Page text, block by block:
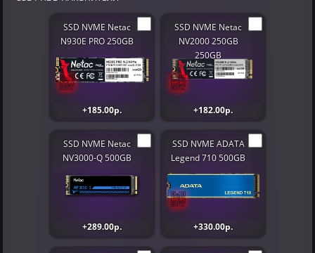
SSD NVME Netac
N930E PRO 250GB
+185.00р.
SSD NVME Netac
NV2000 250GB
250GB
+182.00р.
SSD NVME Netac
NV3000-Q 500GB
+289.00р.
SSD NVME ADATA
Legend 710 500GB
+330.00р.